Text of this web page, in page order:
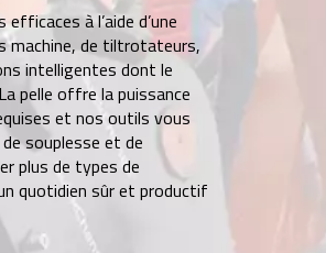
à l’aide d’une
machine, de tiltrotateurs,
intelligentes dont le
pelle offre la puissance
et nos outils vous
souplesse et de
plus de types de
quotidien sûr et productif